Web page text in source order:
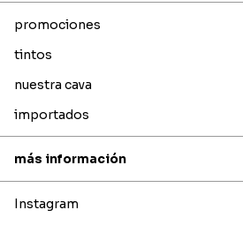
promociones
tintos
nuestra cava
importados
más información
Instagram